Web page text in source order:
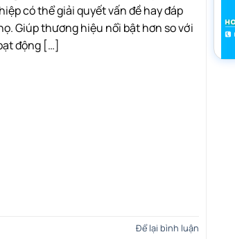
có thể giải quyết vấn đề hay đáp
Giúp thương hiệu nổi bật hơn so với
động […]
Để lại bình luận